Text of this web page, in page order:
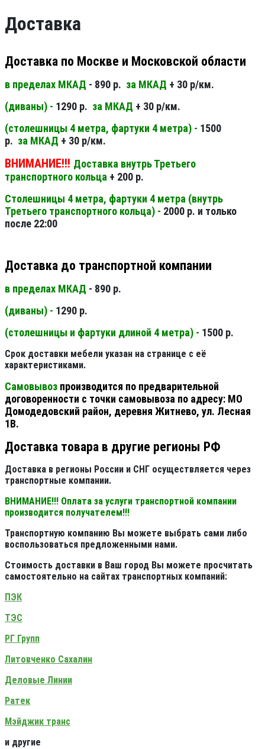
Доставка
Доставка по Москве и Московской области
в пределах МКАД - 890 р. за МКАД + 30 р/км.
(диваны) - 1290 р. за МКАД + 30 р/км.
(столешницы 4 метра, фартуки 4 метра) - 1500
р. за МКАД + 30 р/км.
ВНИМАНИЕ!!! Доставка внутрь Третьего
транспортного кольца + 200 р.
Столешницы 4 метра, фартуки 4 метра (внутрь
Третьего транспортного кольца) - 2000 р. и только
после 22:00
Доставка до транспортной компании
в пределах МКАД - 890 р.
(диваны) - 1290 р.
(столешницы и фартуки длиной 4 метра) - 1500 р.
Срок доставки мебели указан на странице с её
характеристиками.
Самовывоз производится по предварительной
договоренности с точки самовывоза по адресу: МО
Домодедовский район, деревня Житнево, ул. Лесная
1В.
Доставка товара в другие регионы РФ
Доставка в регионы России и СНГ осуществляется через
транспортные компании.
ВНИМАНИЕ!!! Оплата за услуги транспортной компании
производится получателем!!!
Транспортную компанию Вы можете выбрать сами либо
воспользоваться предложенными нами.
Стоимость доставки в Ваш город Вы можете просчитать
самостоятельно на сайтах транспортных компаний:
ПЭК
ТЭС
РГ Групп
Литовченко Сахалин
Деловые Линии
Ратек
Мэйджик транс
и другие